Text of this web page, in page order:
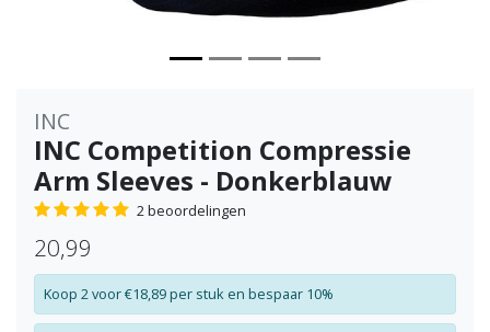
INC
INC Competition Compressie
Arm Sleeves - Donkerblauw
2 beoordelingen
20,99
Koop 2 voor €18,89 per stuk en bespaar 10%